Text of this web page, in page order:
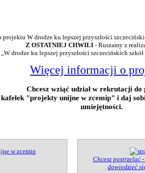
Z OSTATNIEJ CHWILI - Ruszamy z
„W drodze ku lepszej przyszłości szczecińskich
Więcej informacji o
Chcesz wziąć udział w rekrutacji
"projekty unijne w zcemip" i daj
umiejętności.
Chcesz postrzelać
dowiedzieć